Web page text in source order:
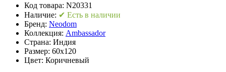
Код товара: N20331
Наличие: ✔ Есть в наличии
Бренд: Neodom
Коллекция: Ambassador
Страна: Индия
Размер: 60x120
Цвет: Коричневый